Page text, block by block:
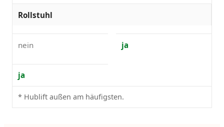
Rollstuhl
nein ja
ja
* Hublift außen am häufigsten.